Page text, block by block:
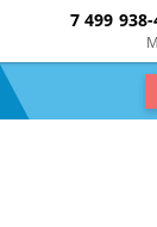
7 499